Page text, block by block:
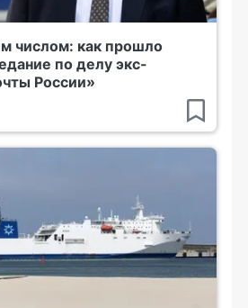
числом: как прошло
по делу экс-
России»